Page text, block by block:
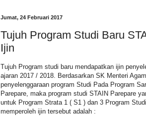
Jumat, 24 Februari 2017
Tujuh Program Studi Baru
Ijin
Tujuh Program studi baru mendapatkan ijin
ajaran 2017 / 2018. Berdasarkan SK Menteri
penyelenggaraan program Studi Pada Program
Parepare, maka program studi STAIN Parepare
untuk Program Strata 1 ( S1 ) dan 3 Program
memperoleh ijin tersebut adalah :